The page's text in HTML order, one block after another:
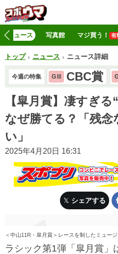
ニュース 写真館 マジ買う！ 有
トップ ニュース ニュース詳細
今週の特集 GⅢ CBC賞
【皐月賞】凄すぎ
なぜ勝てる？「残念
い」
2025年4月20日 16:31
シェアする
＜中山11R・皐月賞＞レースを制したミュー
ラシック第1弾「皐月賞」